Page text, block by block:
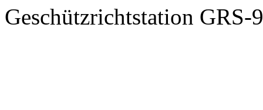
Geschützrichtstation GRS-